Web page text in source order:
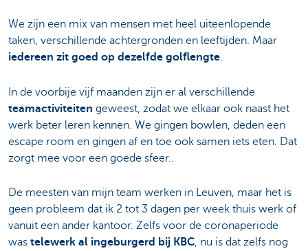
We zijn een mix van mensen met heel uiteenlopende
taken, verschillende achtergronden en leeftijden. Maar
iedereen zit goed op dezelfde golflengte.
In de voorbije vijf maanden zijn er al verschillende
teamactiviteiten geweest, zodat we elkaar ook naast het
werk beter leren kennen. We gingen bowlen, deden een
escape room en gingen af en toe ook samen iets eten. Dat
zorgt mee voor een goede sfeer..
De meesten van mijn team werken in Leuven, maar het is
geen probleem dat ik 2 tot 3 dagen per week thuis werk of
vanuit een ander kantoor. Zelfs voor de coronaperiode
was telewerk al ingeburgerd bij KBC, nu is dat zelfs nog